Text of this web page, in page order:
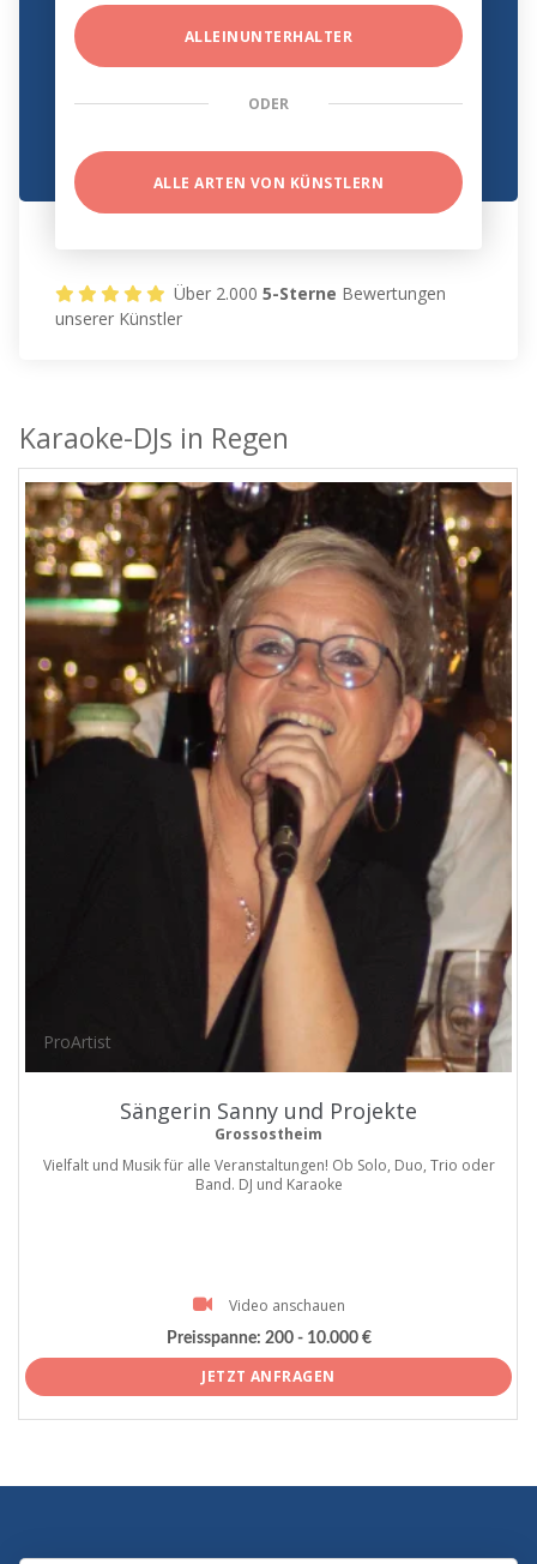
ALLEINUNTERHALTER
ODER
ALLE ARTEN VON KÜNSTLERN
Über 2.0005-Sterne Bewertungen
unserer Künstler
Karaoke-DJs in Regen
ProArtist
Sängerin Sanny und Projekte
Grossostheim
Vielfalt und Musik für alle Veranstaltungen! Ob Solo, Duo, Trio oder
Band. DJ und Karaoke
Video anschauen
Preisspanne: 200 - 10.000 €
JETZT ANFRAGEN